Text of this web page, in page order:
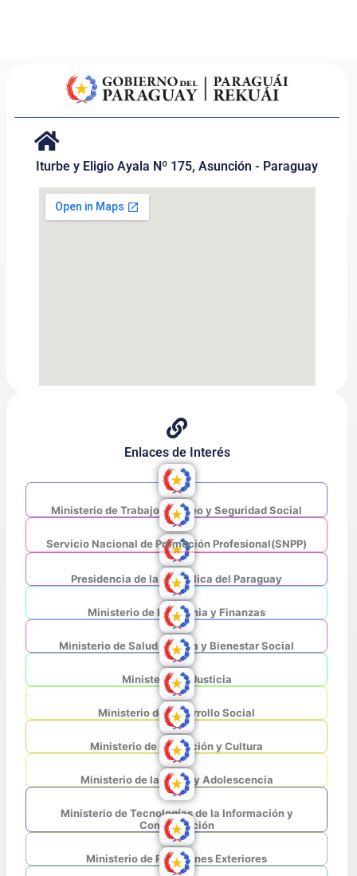
Iturbe y Eligio Ayala Nº 175, Asunción - Paraguay
Enlaces de Interés
Ministerio de Trabajo, Empleo y Seguridad Social
Servicio Nacional de Promoción Profesional(SNPP)
Presidencia de la República del Paraguay
Ministerio de Economia y Finanzas
Ministerio de Salud Pública y Bienestar Social
Ministerio de Justicia
Ministerio de Desarrollo Social
Ministerio de Educación y Cultura
Ministerio de la Niñez y Adolescencia
Ministerio de Tecnologías de la Información y
Comunicación
Ministerio de Relaciones Exteriores